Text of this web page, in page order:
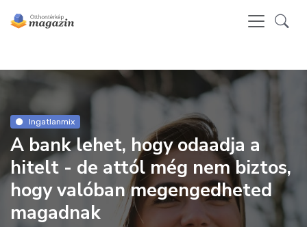
Ingatlanmix
A bank lehet, hogy odaadja a
hitelt - de attól még nem biztos,
hogy valóban megengedheted
magadnak